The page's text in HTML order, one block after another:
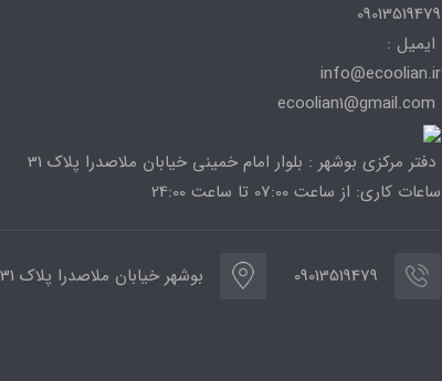
09013519479
ایمیل :
info@ecoolian.ir
دفتر مرکزی بوشهر : بلوار امام خمینی خیابان ملاصدرا پلاک 31
ساعات کاری: از ساعت 07:00 تا ساعت 24:00
09013519479 بوشهر خیابان ملاصدرا پلاک 31